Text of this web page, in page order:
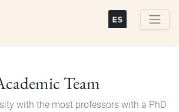
Team
with the most professors with a PhD